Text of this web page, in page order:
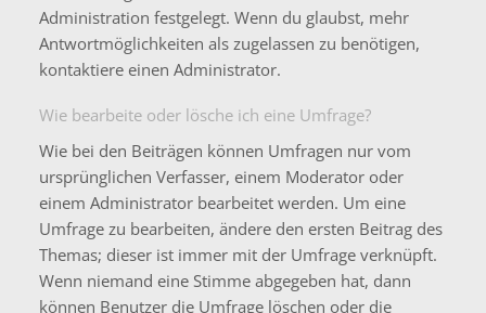
Administration festgelegt. Wenn du glaubst, mehr
Antwortmöglichkeiten als zugelassen zu benötigen,
kontaktiere einen Administrator.
Wie bearbeite oder lösche ich eine Umfrage?
Wie bei den Beiträgen können Umfragen nur vom
ursprünglichen Verfasser, einem Moderator oder
einem Administrator bearbeitet werden. Um eine
Umfrage zu bearbeiten, ändere den ersten Beitrag des
Themas; dieser ist immer mit der Umfrage verknüpft.
Wenn niemand eine Stimme abgegeben hat, dann
können Benutzer die Umfrage löschen oder die